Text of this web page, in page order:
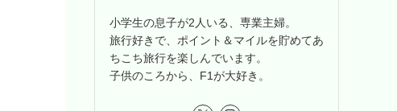
小学生の息子が2人いる、専業主婦。
旅行好きで、ポイント＆マイルを貯めてあ
ちこち旅行を楽しんでいます。
子供のころから、F1が大好き。